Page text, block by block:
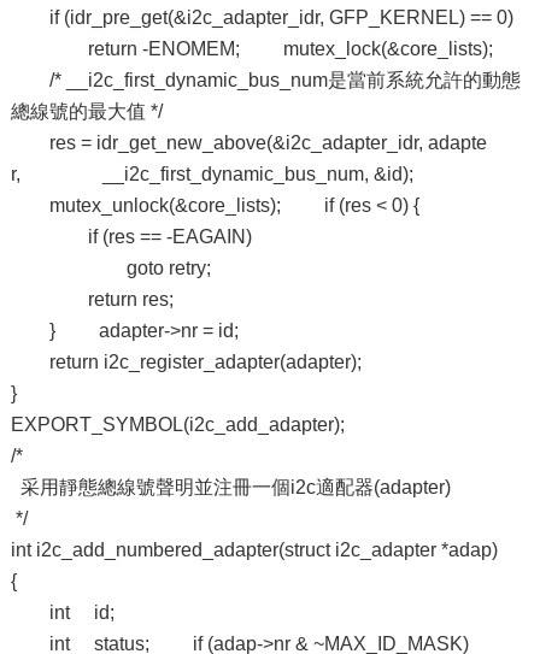
if (idr_pre_get(&i2c_adapter_idr, GFP_KERNEL) == 0)
return -ENOMEM; mutex_lock(&core_lists);
/* __i2c_first_dynamic_bus_num是當前系統允許的動態
總線號的最大值 */
res = idr_get_new_above(&i2c_adapter_idr, adapte
r, __i2c_first_dynamic_bus_num, &id);
mutex_unlock(&core_lists); if (res < 0) {
if (res == -EAGAIN)
goto retry;
return res;
} adapter->nr = id;
return i2c_register_adapter(adapter);
}
EXPORT_SYMBOL(i2c_add_adapter);
/*
采用靜態總線號聲明並注冊一個i2c適配器(adapter)
*/
int i2c_add_numbered_adapter(struct i2c_adapter *adap)
{
int id;
int status; if (adap->nr & ~MAX_ID_MASK)